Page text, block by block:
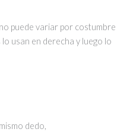
puede variar por costumbre
usan en derecha y luego lo
dedo,